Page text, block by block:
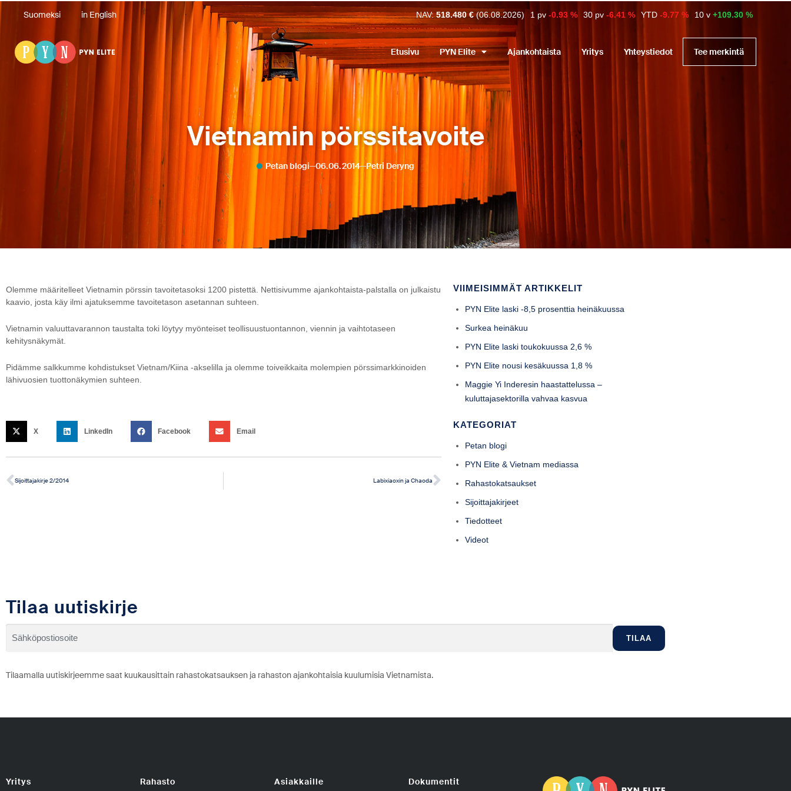
Suomeksi in English NAV: 518.480 € (06.08.2026) 1 pv -0.93 % 30 pv -6.41 % YTD -9.77 % 10 v +109.30 %
Etusivu PYN Elite Ajankohtaista Yritys Yhteystiedot Tee merkintä
Vietnamin pörssitavoite
Petan blogi 06.06.2014 Petri Deryng
Olemme määritelleet Vietnamin pörssin tavoitetasoksi 1200 pistettä. Nettisivumme ajankohtaista-palstalla on julkaistu
kaavio, josta käy ilmi ajatuksemme tavoitetason asetannan suhteen.
Vietnamin valuuttavarannon taustalta toki löytyy myönteiset teollisuustuontannon, viennin ja vaihtotaseen
kehitysnäkymät.
Pidämme salkkumme kohdistukset Vietnam/Kiina -akselilla ja olemme toiveikkaita molempien pörssimarkkinoiden
lähivuosien tuottonäkymien suhteen.
X LinkedIn Facebook Email
Sijoittajakirje 2/2014 Labixiaoxin ja Chaoda
VIIMEISIMMÄT ARTIKKELIT
PYN Elite laski -8,5 prosenttia heinäkuussa
Surkea heinäkuu
PYN Elite laski toukokuussa 2,6 %
PYN Elite nousi kesäkuussa 1,8 %
Maggie Yi Inderesin haastattelussa –
kuluttajasektorilla vahvaa kasvua
KATEGORIAT
Petan blogi
PYN Elite & Vietnam mediassa
Rahastokatsaukset
Sijoittajakirjeet
Tiedotteet
Videot
Tilaa uutiskirje
Tilaamalla uutiskirjeemme saat kuukausittain rahastokatsauksen ja rahaston ajankohtaisia kuulumisia Vietnamista.
Yritys Rahasto Asiakkaille Dokumentit